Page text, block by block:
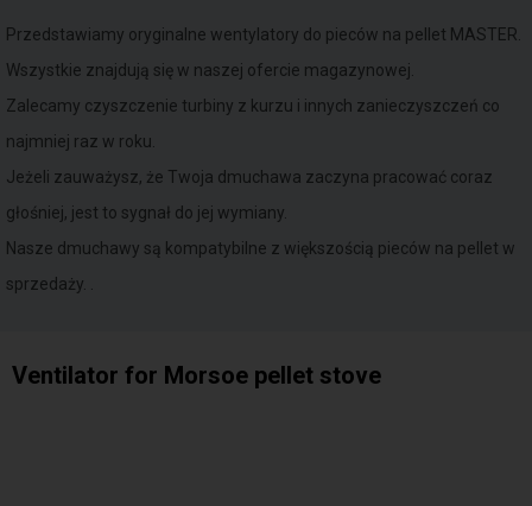
Przedstawiamy oryginalne wentylatory do pieców na pellet MASTER.
Wszystkie znajdują się w naszej ofercie magazynowej.
Zalecamy czyszczenie turbiny z kurzu i innych zanieczyszczeń co
najmniej raz w roku.
Jeżeli zauważysz, że Twoja dmuchawa zaczyna pracować coraz
głośniej, jest to sygnał do jej wymiany.
Nasze dmuchawy są kompatybilne z większością pieców na pellet w
sprzedaży. .
Ventilator for Morsoe pellet stove